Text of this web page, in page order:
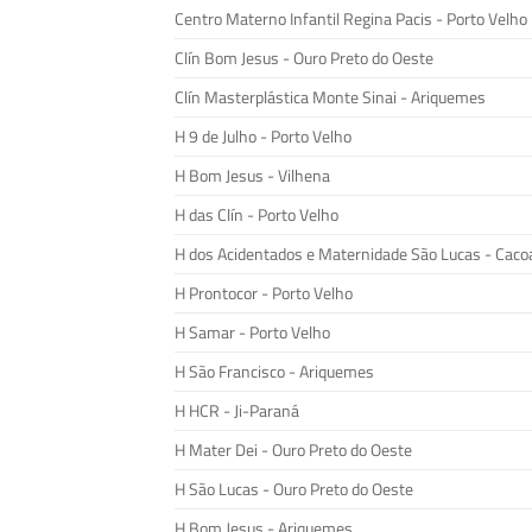
Centro Materno Infantil Regina Pacis - Porto Velho
Clín Bom Jesus - Ouro Preto do Oeste
Clín Masterplástica Monte Sinai - Ariquemes
H 9 de Julho - Porto Velho
H Bom Jesus - Vilhena
H das Clín - Porto Velho
H dos Acidentados e Maternidade São Lucas -
H Prontocor - Porto Velho
H Samar - Porto Velho
H São Francisco - Ariquemes
H HCR - Ji-Paraná
H Mater Dei - Ouro Preto do Oeste
H São Lucas - Ouro Preto do Oeste